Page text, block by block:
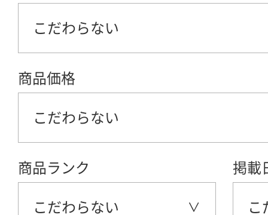
こだわらない
商品価格
こだわらない
商品ランク
こだわらない
掲載
こ